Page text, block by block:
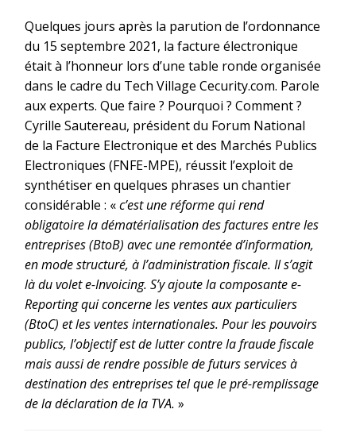
Quelques jours après la parution de l’ordonnance
du 15 septembre 2021, la facture électronique
était à l’honneur lors d’une table ronde organisée
dans le cadre du Tech Village Cecurity.com. Parole
aux experts. Que faire ? Pourquoi ? Comment ?
Cyrille Sautereau, président du Forum National
de la Facture Electronique et des Marchés Publics
Electroniques (FNFE-MPE), réussit l’exploit de
synthétiser en quelques phrases un chantier
considérable : «c’est une réforme qui rend
obligatoire la dématérialisation des factures entre les
entreprises (BtoB) avec une remontée d’information,
en mode structuré, à l’administration fiscale. Il s’agit
là du volet e-Invoicing. S’y ajoute la composante e-
Reporting qui concerne les ventes aux particuliers
(BtoC) et les ventes internationales. Pour les pouvoirs
publics, l’objectif est de lutter contre la fraude fiscale
mais aussi de rendre possible de futurs services à
destination des entreprises tel que le pré-remplissage
de la déclaration dela TVA. »